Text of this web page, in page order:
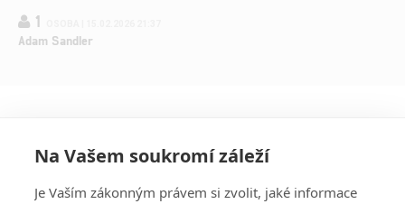
1
Adam Sandler
Na Vašem soukromí záleží
Je Vaším zákonným právem si zvolit, jaké informace